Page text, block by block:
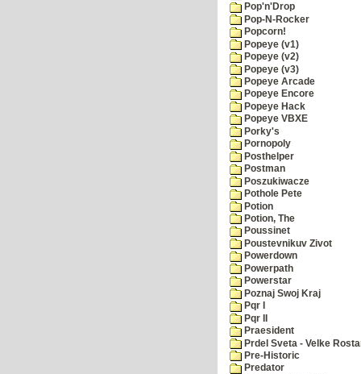
Pop'n'Drop
Pop-N-Rocker
Popcorn!
Popeye (v1)
Popeye (v2)
Popeye (v3)
Popeye Arcade
Popeye Encore
Popeye Hack
Popeye VBXE
Porky's
Pornopoly
Posthelper
Postman
Poszukiwacze
Pothole Pete
Potion
Potion, The
Poussinet
Poustevnikuv Zivot
Powerdown
Powerpath
Powerstar
Poznaj Swoj Kraj
Pqr I
Pqr II
Praesident
Prdel Sveta - Velke
Pre-Historic
Predator